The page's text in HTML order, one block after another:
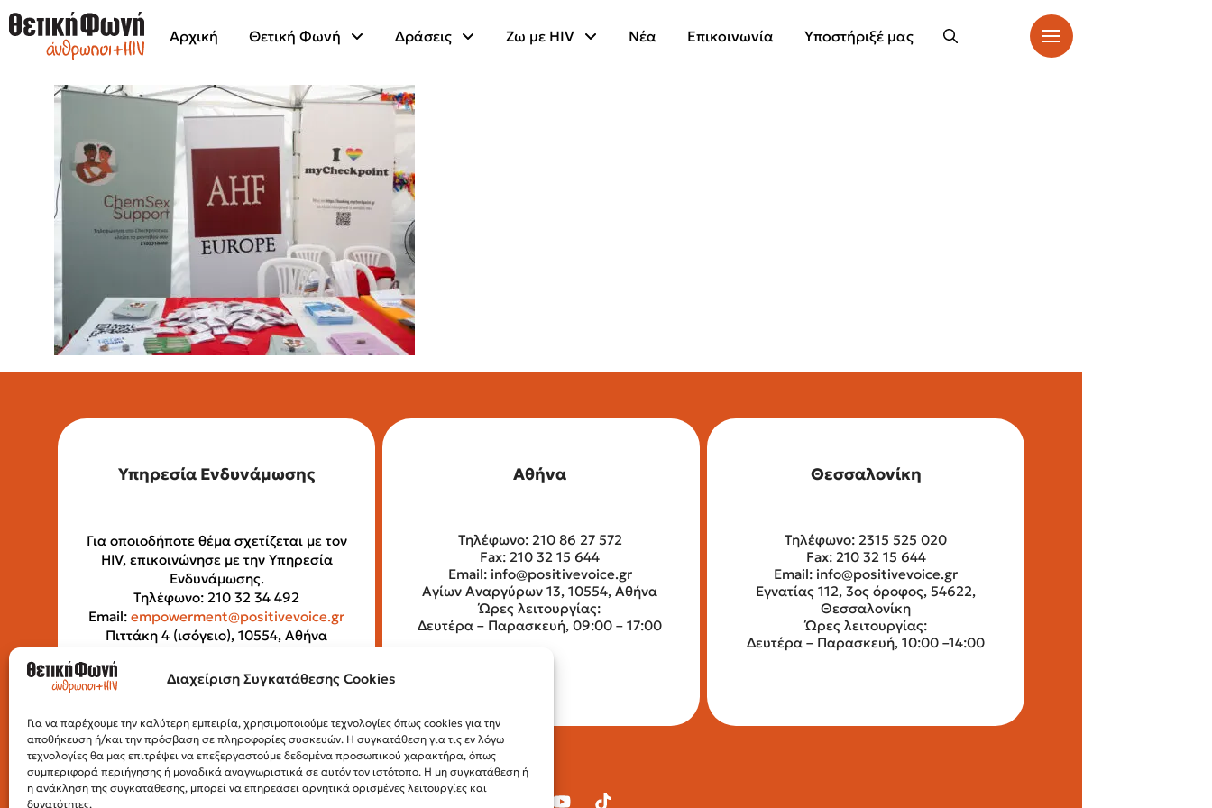
Διαχείριση Συγκατάθεσης Cookies
Για να παρέχουμε την καλύτερη εμπειρία, χρησιμοποιούμε τεχνολογίες όπως cookies για την
αποθήκευση ή/και την πρόσβαση σε πληροφορίες συσκευών. Η συγκατάθεση για τις εν λόγω
τεχνολογίες θα μας επιτρέψει να επεξεργαστούμε δεδομένα προσωπικού χαρακτήρα, όπως
συμπεριφορά περιήγησης ή μοναδικά αναγνωριστικά σε αυτόν τον ιστότοπο. Η μη συγκατάθεση ή
η ανάκληση της συγκατάθεσης, μπορεί να επηρεάσει αρνητικά ορισμένες λειτουργίες και
δυνατότητες.
Αρχική Θετική Φωνή Δράσεις Ζω με HIV Νέα Επικοινωνία Υποστήριξέ μας
Υπηρεσία Ενδυνάμωσης
Για οποιοδήποτε θέμα σχετίζεται με τον
HIV, επικοινώνησε με την Υπηρεσία
Ενδυνάμωσης.
Τηλέφωνο: 210 32 34 492
Email: empowerment@positivevoice.gr
Πιττάκη 4 (ισόγειο), 10554, Αθήνα
Παρασκευή, 10:00 – 14:00
Αθήνα
Τηλέφωνο: 210 86 27 572
Fax: 210 32 15 644
Email: info@positivevoice.gr
Αγίων Αναργύρων 13, 10554, Αθήνα
Ώρες λειτουργίας:
Δευτέρα – Παρασκευή, 09:00 – 17:00
Θεσσαλονίκη
Τηλέφωνο: 2315 525 020
Fax: 210 32 15 644
Email: info@positivevoice.gr
Εγνατίας 112, 3ος όροφος, 54622,
Θεσσαλονίκη
Ώρες λειτουργίας:
Δευτέρα – Παρασκευή, 10:00 –14:00